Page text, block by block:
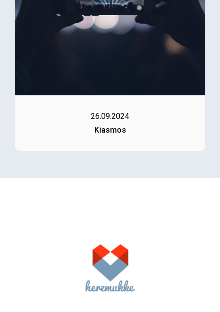
26.09.2024
Kiasmos